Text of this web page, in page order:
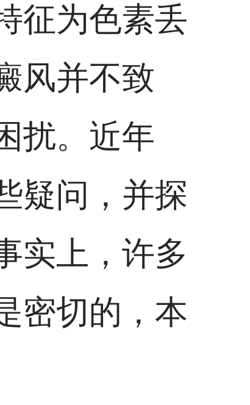
征为色素丢
风并不致
扰。近年
疑问，并探
实上，许多
密切的，本